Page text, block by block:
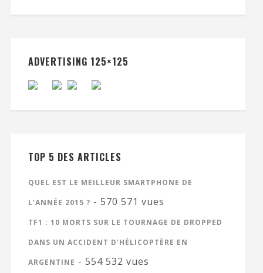
ADVERTISING 125×125
TOP 5 DES ARTICLES
QUEL EST LE MEILLEUR SMARTPHONE DE
L’ANNÉE 2015 ? - 570 571 vues
TF1 : 10 MORTS SUR LE TOURNAGE DE DROPPED
DANS UN ACCIDENT D’HÉLICOPTÈRE EN
ARGENTINE - 554 532 vues